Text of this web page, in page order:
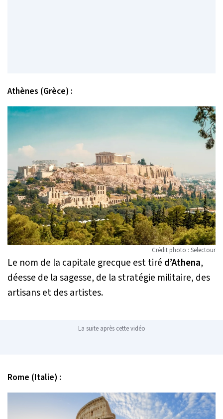
Athènes (Grèce) :
Crédit photo : Selectour
Le nom de la capitale grecque est tiré d’Athena,
déesse de la sagesse, de la stratégie militaire, des
artisans et des artistes.
La suite après cette vidéo
Rome (Italie) :